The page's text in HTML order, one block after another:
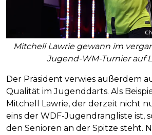
Mitchell Lawrie gewann im
Jugend-WM-Turnier auf
Der Präsident verwies außerdem
Qualität im Jugenddarts. Als
Mitchell Lawrie, der derzeit nicht
eins der WDF-Jugendrangliste ist,
den Senioren an der Spitze steht.